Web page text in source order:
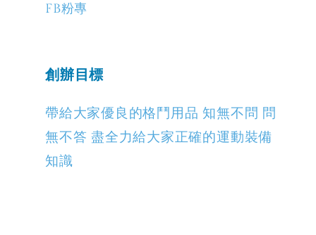
FB粉專
創辦目標
帶給大家優良的格鬥用品 知無不問 問
無不答 盡全力給大家正確的運動裝備
知識